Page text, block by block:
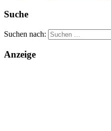
Suche
Suchen nach:
Anzeige